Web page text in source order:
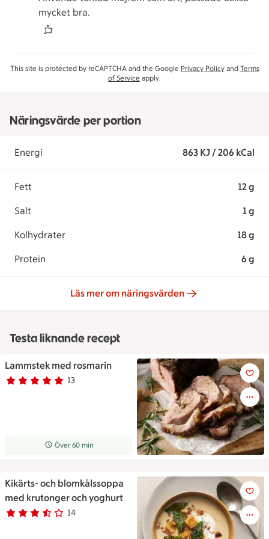
mycket bra.
This site is protected by reCAPTCHA and the Google Privacy Policyand Terms
of Service apply.
Näringsvärde per portion
Energi 863 KJ / 206 kCal
Fett 12 g
Salt 1 g
Kolhydrater 18 g
Protein 6 g
Läs mer om näringsvärden
Testa liknande recept
Lammstek med rosmarin
Betyg 4.9 av 5. 13
13 personer har röstat
Receptet tar Över 60 min att tillaga
Över 60 min
Lammstek med rosmarin
Kikärts- och blomkålssoppa
med krutonger och yoghurt
Betyg 3.1 av 5. 14
14 personer har röstat
Kikärts- och blomkålssoppa